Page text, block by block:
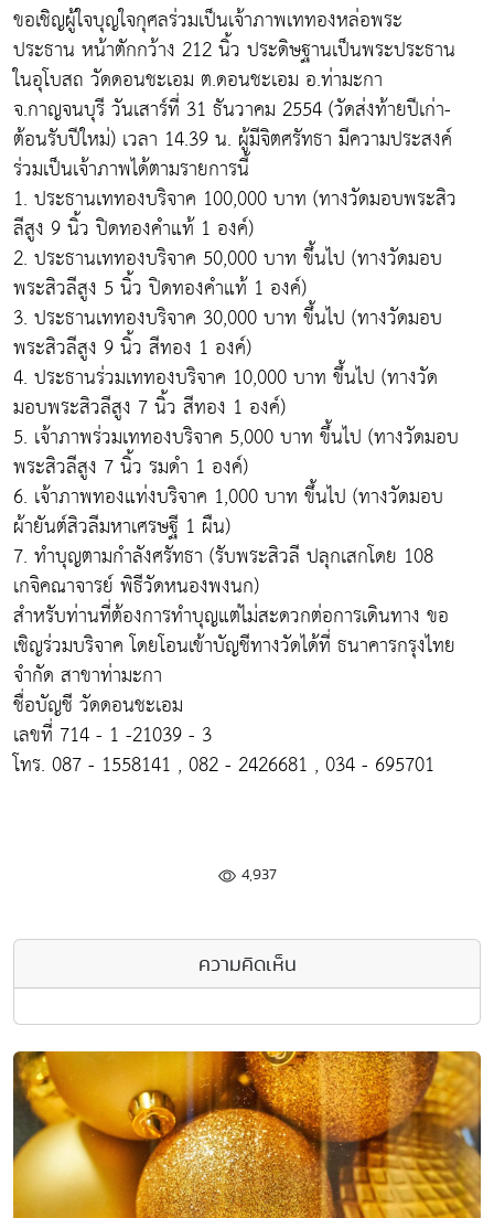
ขอเชิญผู้ใจบุญใจกุศลร่วมเป็นเจ้าภาพเททองหล่อพระ
ประธาน หน้าตักกว้าง 212 นิ้ว ประดิษฐานเป็นพระประธาน
ในอุโบสถ วัดดอนชะเอม ต.ดอนชะเอม อ.ท่ามะกา
จ.กาญจนบุรี วันเสาร์ที่ 31 ธันวาคม 2554 (วัดส่งท้ายปีเก่า-
ต้อนรับปีใหม่) เวลา 14.39 น. ผู้มีจิตศรัทธา มีความประสงค์
ร่วมเป็นเจ้าภาพได้ตามรายการนี้
1. ประธานเททองบริจาค 100,000 บาท (ทางวัดมอบพระสิว
ลีสูง 9 นิ้ว ปิดทองคำแท้ 1 องค์)
2. ประธานเททองบริจาค 50,000 บาท ขึ้นไป (ทางวัดมอบ
พระสิวลีสูง 5 นิ้ว ปิดทองคำแท้ 1 องค์)
3. ประธานเททองบริจาค 30,000 บาท ขึ้นไป (ทางวัดมอบ
พระสิวลีสูง 9 นิ้ว สีทอง 1 องค์)
4. ประธานร่วมเททองบริจาค 10,000 บาท ขึ้นไป (ทางวัด
มอบพระสิวลีสูง 7 นิ้ว สีทอง 1 องค์)
5. เจ้าภาพร่วมเททองบริจาค 5,000 บาท ขึ้นไป (ทางวัดมอบ
พระสิวลีสูง 7 นิ้ว รมดำ 1 องค์)
6. เจ้าภาพทองแท่งบริจาค 1,000 บาท ขึ้นไป (ทางวัดมอบ
ผ้ายันต์สิวลีมหาเศรษฐี 1 ผืน)
7. ทำบุญตามกำลังศรัทธา (รับพระสิวลี ปลุกเสกโดย 108
เกจิคณาจารย์ พิธีวัดหนองพงนก)
สำหรับท่านที่ต้องการทำบุญแต่ไม่สะดวกต่อการเดินทาง ขอ
เชิญร่วมบริจาค โดยโอนเข้าบัญชีทางวัดได้ที่ ธนาคารกรุงไทย
จำกัด สาขาท่ามะกา
ชื่อบัญชี วัดดอนชะเอม
เลขที่ 714 - 1 -21039 - 3
โทร. 087 - 1558141 , 082 - 2426681 , 034 - 695701
4,937
ความคิดเห็น